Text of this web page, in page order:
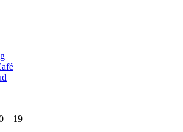
– 19